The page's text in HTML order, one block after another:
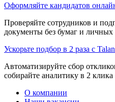
Оформляйте кандидатов
Проверяйте сотрудников и
документы без бумаг и личных
Ускорьте подбор в 2 раза с
Автоматизируйте сбор
собирайте аналитику в 2 клика
О компании